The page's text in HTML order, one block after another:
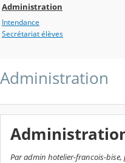
Administration
Intendance
Secrétariat élèves
Administration
Par admin hotelier-francois-